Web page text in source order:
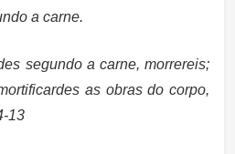
a carne.
segundo a carne, morrereis;
as obras do corpo,
13